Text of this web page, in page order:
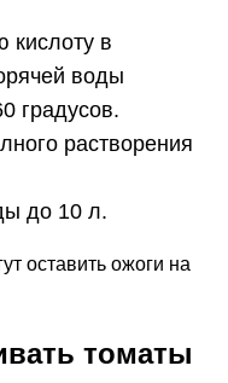
кислоту в
воды
градусов.
растворения
до 10 л.
оставить ожоги на
томаты